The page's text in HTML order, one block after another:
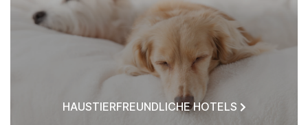
HAUSTIERFREUNDLICHE HOTELS